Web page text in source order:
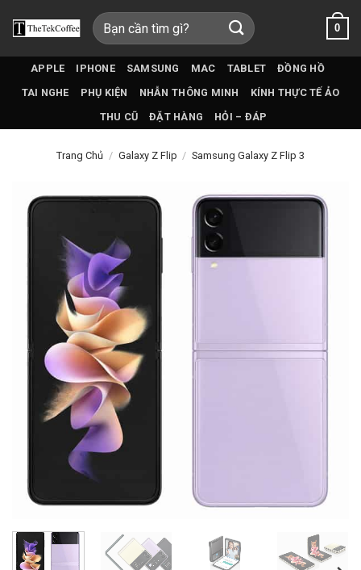
qua
Tìm
kiếm:
0
APPLE IPHONE SAMSUNG MAC TABLET
ĐỒNG HỒ
TAI NGHE
PHỤ KIỆN NHẪN THÔNG MINH
KÍNH THỰC TẾ ẢO
THU CŨ
ĐẶT HÀNG HỎI – ĐÁP
Trang Chủ / Galaxy Z Flip / Samsung Galaxy Z Flip 3